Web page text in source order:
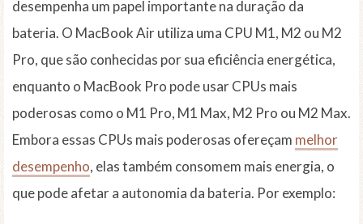
desempenha um papel importante na duração da
bateria. O MacBook Air utiliza uma CPU M1, M2 ou M2
Pro, que são conhecidas por sua eficiência energética,
enquanto o MacBook Pro pode usar CPUs mais
poderosas como o M1 Pro, M1 Max, M2 Pro ou M2 Max.
Embora essas CPUs mais poderosas ofereçam melhor
desempenho, elas também consomem mais energia, o
que pode afetar a autonomia da bateria. Por exemplo: